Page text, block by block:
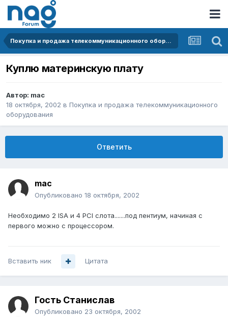
Покупка и продажа телекоммуникационного оборудования
Куплю материнскую плату
Автор: mac
18 октября, 2002 в Покупка и продажа телекоммуникационного
оборудования
Ответить
mac
Опубликовано 18 октября, 2002
Необходимо 2 ISA и 4 PCI слота.......под пентиум, начиная с
первого можно с процессором.
Вставить ник Цитата
Гость Станислав
Опубликовано 23 октября, 2002